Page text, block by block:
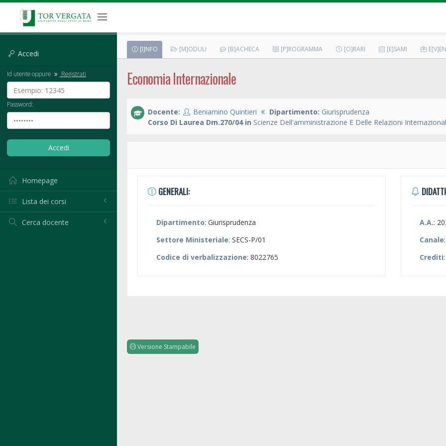
Accedi
Id utente oppure Registrati
Password:
Homepage
Lista dei corsi
Cerca docente
[I]NFO [M]ODULI [B]ACHECA [P]ROGRAMMA [O]RARI [E]SAMI
Economia Internazionale
Docente: Beniamino Quintieri Dipartimento: Giurisprudenza
Corso Di Laurea Dm.270/04 in Scienze Dell'amministrazione E Delle Relazioni
GENERALI:
Dipartimento: Giurisprudenza
Settore Ministeriale: SECS-P/01
Codice di verbalizzazione: 8022765
A.A.:
Canale
Crediti
Versione Stampabile